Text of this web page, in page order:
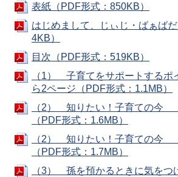
表紙（PDF形式：850KB）
はじめまして、じぃじ・ばぁば
4KB）
目次（PDF形式：519KB）
（1） 子育てをサポートする
ら2ページ（PDF形式：1.1MB）
（2） 知りたい！子育ての今
（PDF形式：1.6MB）
（2） 知りたい！子育ての今
（PDF形式：1.7MB）
（3） 孫を預かるときに気